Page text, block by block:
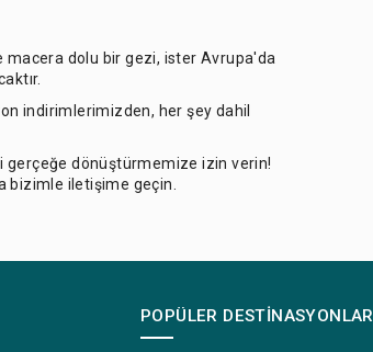
macera dolu bir gezi, ister Avrupa'da
indirimlerimizden, her şey dahil
gerçeğe dönüştürmemize izin verin!
bizimle iletişime geçin.
POPÜLER DESTINASYONLAR